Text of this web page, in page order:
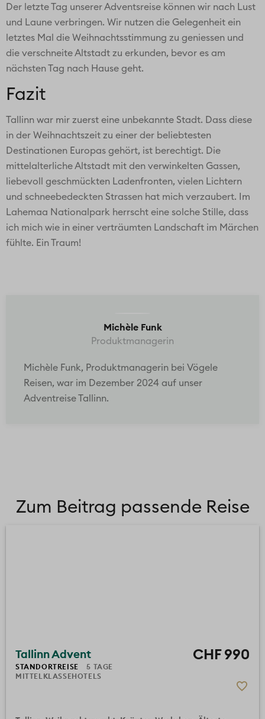
Der letzte Tag unserer Adventsreise können wir nach Lust
und Laune verbringen. Wir nutzen die Gelegenheit ein
letztes Mal die Weihnachtsstimmung zu geniessen und
die verschneite Altstadt zu erkunden, bevor es am
nächsten Tag nach Hause geht.
Fazit
Tallinn war mir zuerst eine unbekannte Stadt. Dass diese
in der Weihnachtszeit zu einer der beliebtesten
Destinationen Europas gehört, ist berechtigt. Die
mittelalterliche Altstadt mit den verwinkelten Gassen,
liebevoll geschmückten Ladenfronten, vielen Lichtern
und schneebedeckten Strassen hat mich verzaubert. Im
Lahemaa Nationalpark herrscht eine solche Stille, dass
ich mich wie in einer verträumten Landschaft im Märchen
fühlte. Ein Traum!
Michèle Funk
Produktmanagerin
Michèle Funk, Produktmanagerin bei Vögele
Reisen, war im Dezember 2024 auf unser
Adventreise Tallinn.
Zum Beitrag passende Reise
CHF 990
Tallinn Advent
STANDORTREISE
5 TAGE
MITTELKLASSEHOTELS